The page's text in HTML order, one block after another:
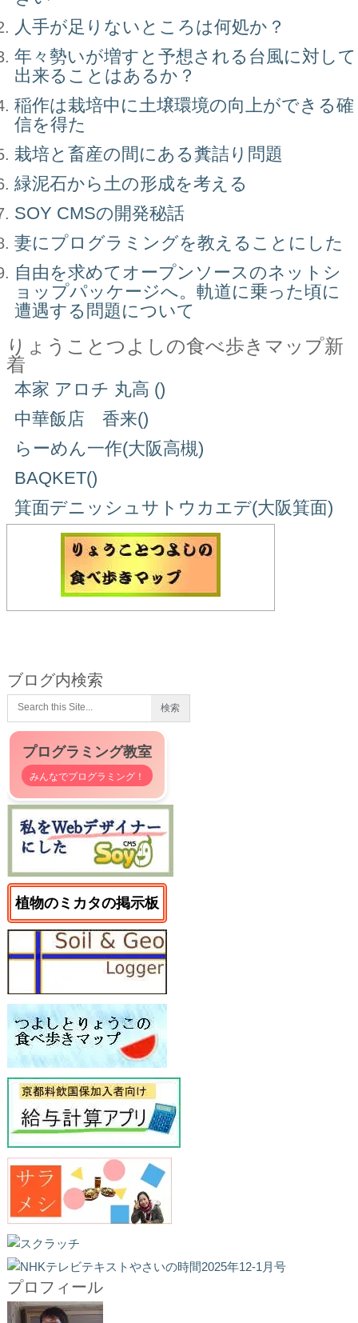
人手が足りないところは何処か？
年々勢いが増すと予想される台風に対して
出来ることはあるか？
稲作は栽培中に土壌環境の向上ができる確
信を得た
栽培と畜産の間にある糞詰り問題
緑泥石から土の形成を考える
SOY CMSの開発秘話
妻にプログラミングを教えることにした
自由を求めてオープンソースのネットシ
ョップパッケージへ。軌道に乗った頃に
遭遇する問題について
りょうことつよしの食べ歩きマップ新
着
本家 アロチ 丸高 ()
中華飯店 香来()
らーめん一作(大阪高槻)
BAQKET()
箕面デニッシュサトウカエデ(大阪箕面)
ブログ内検索
プログラミング教室
みんなでプログラミング！
植物のミカタの掲示板
プロフィール